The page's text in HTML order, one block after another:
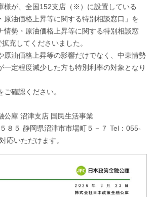
様が、全国152支店（※）に設置している
原油価格上昇等に関する特別相談窓口」を
情勢・原油価格上昇等に関する特別相談窓
充してくださいました。
油価格上昇等の影響だけでなく、中東情勢
一定程度減少した方も特別利率の対象となり
確認ください。
沼津支店 国民生活事業
静岡県沼津市市場町５－７ Tel：055-
いただけます。